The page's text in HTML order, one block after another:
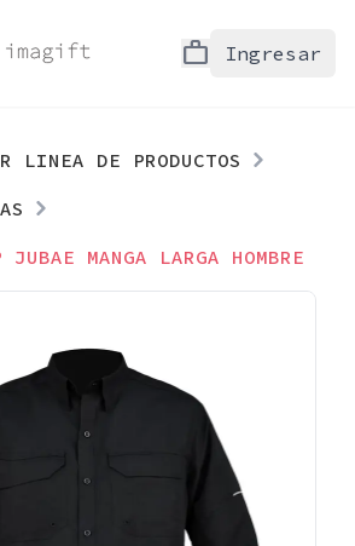
work Ingresar
LINEA DE PRODUCTOS
MANGA LARGA HOMBRE